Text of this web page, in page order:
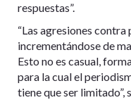
respuestas”.
“Las agresiones
incrementándose de
Esto no es casual,
para la cual el
tiene que ser limitado”,